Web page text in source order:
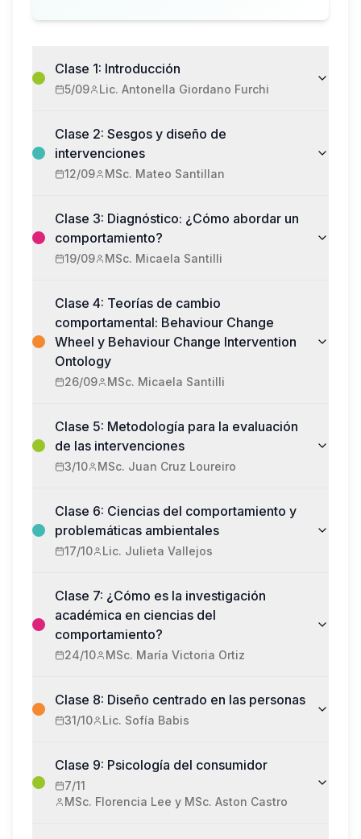
Clase 1: Introducción
5/09 Lic. Antonella Giordano Furchi
Clase 2: Sesgos y diseño de
intervenciones
12/09 MSc. Mateo Santillan
Clase 3: Diagnóstico: ¿Cómo abordar un
comportamiento?
19/09 MSc. Micaela Santilli
Clase 4: Teorías de cambio
comportamental: Behaviour Change
Wheel y Behaviour Change Intervention
Ontology
26/09 MSc. Micaela Santilli
Clase 5: Metodología para la evaluación
de las intervenciones
3/10 MSc. Juan Cruz Loureiro
Clase 6: Ciencias del comportamiento y
problemáticas ambientales
17/10 Lic. Julieta Vallejos
Clase 7: ¿Cómo es la investigación
académica en ciencias del
comportamiento?
24/10 MSc. María Victoria Ortiz
Clase 8: Diseño centrado en las personas
31/10 Lic. Sofía Babis
Clase 9: Psicología del consumidor
7/11
MSc. Florencia Lee y MSc. Aston Castro